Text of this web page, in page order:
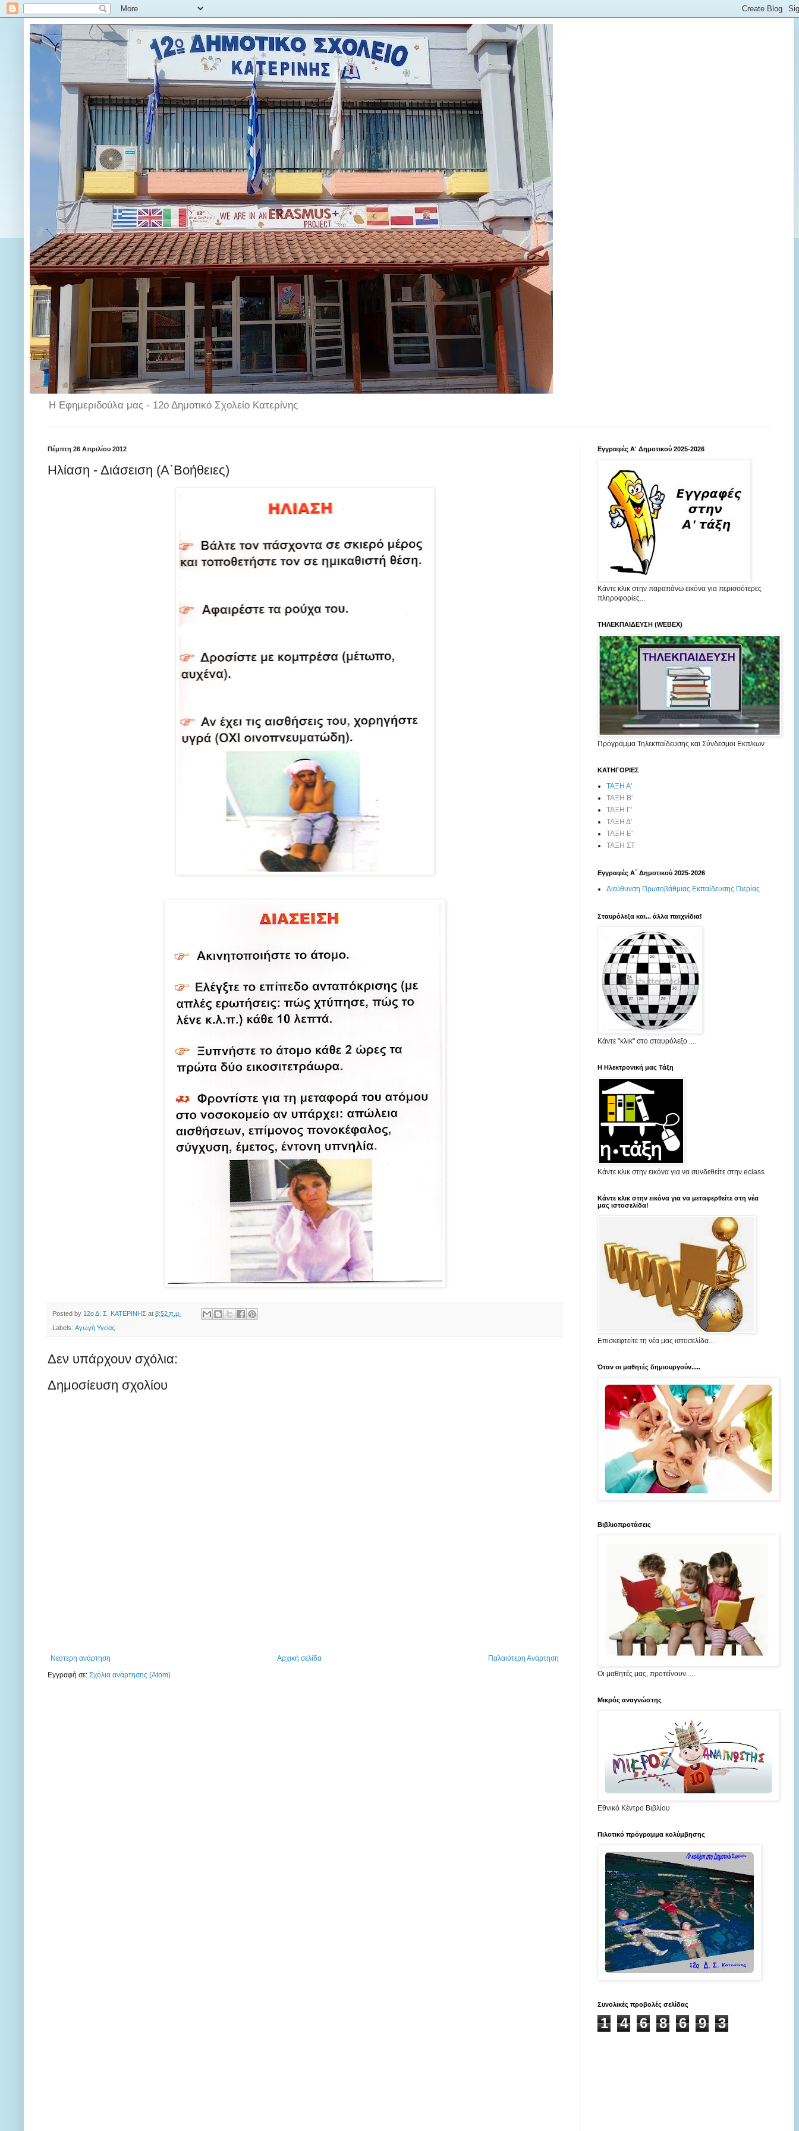
Η Εφημεριδούλα μας - 12ο Δημοτικό Σχολείο Κατερίνης
Πέμπτη 26 Απριλίου 2012
Ηλίαση - Διάσειση (Α΄Βοήθειες)
Posted by 12ο Δ. Σ. ΚΑΤΕΡΙΝΗΣ at 8:52 π.μ.
Labels: Αγωγή Υγείας
Δεν υπάρχουν σχόλια:
Δημοσίευση σχολίου
Νεότερη ανάρτηση Παλαιότερη Ανάρτηση
Αρχική σελίδα
Εγγραφή σε: Σχόλια ανάρτησης (Atom)
Εγγραφές Α' Δημοτικού 2025-2026
Κάντε κλικ στην παραπάνω εικόνα για περισσότερες
πληροφορίες...
ΤΗΛΕΚΠΑΙΔΕΥΣΗ (WEBEX)
Πρόγραμμα Τηλεκπαίδευσης και Σύνδεσμοι Εκπ/κων
ΚΑΤΗΓΟΡΙΕΣ
ΤΑΞΗ Α'
ΤΑΞΗ Β'
ΤΑΞΗ Γ'
ΤΑΞΗ Δ'
ΤΑΞΗ Ε'
ΤΑΞΗ ΣΤ
Εγγραφές Α΄ Δημοτικού 2025-2026
Διεύθυνση Πρωτοβάθμιας Εκπαίδευσης Πιερίας
Σταυρόλεξα και... άλλα παιχνίδια!
Κάντε "κλικ" στο σταυρόλεξο ....
Η Ηλεκτρονική μας Τάξη
Κάντε κλικ στην εικόνα για να συνδεθείτε στην eclass
Κάντε κλικ στην εικόνα για να μεταφερθείτε στη νέα
μας ιστοσελίδα!
Επισκεφτείτε τη νέα μας ιστοσελίδα....
Όταν οι μαθητές δημιουργούν.....
Βιβλιοπροτάσεις
Οι μαθητές μας, προτείνουν.....
Mικρός αναγνώστης
Εθνικό Κέντρο Βιβλίου
Πιλοτικό πρόγραμμα κολύμβησης
Συνολικές προβολές σελίδας
1 4 6 8 6 9 3